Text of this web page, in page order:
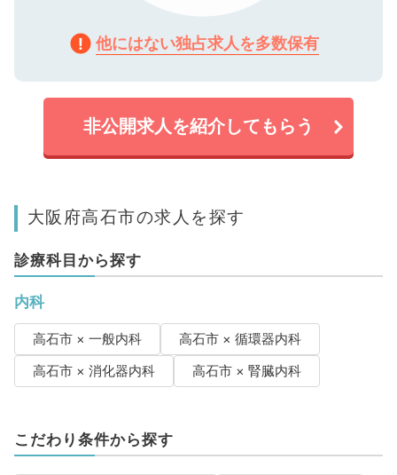
他にはない独占求人を多数保有
非公開求人を紹介してもらう
大阪府高石市の求人を探す
診療科目から探す
内科
高石市 × 一般内科
高石市 × 循環器内科
高石市 × 消化器内科
高石市 × 腎臓内科
こだわり条件から探す